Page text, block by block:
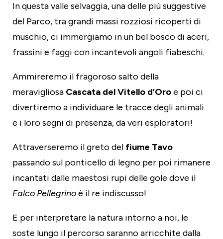
In questa valle selvaggia, una delle più suggestive
del Parco, tra grandi massi rozziosi ricoperti di
muschio, ci immergiamo in un bel bosco di aceri,
frassini e faggi con incantevoli angoli fiabeschi.
Ammireremo il fragoroso salto della
meravigliosa Cascata del Vitello d’Oroe poi ci
divertiremo a individuare le tracce degli animali
e i loro segni di presenza, da veri esploratori!
Attraverseremo il greto del fiume Tavo
passando sul ponticello di legno per poi rimanere
incantati dalle maestosi rupi delle gole dove il
Falco Pellegrinoè il re indiscusso!
E per interpretare la natura intorno a noi, le
soste lungo il percorso saranno arricchite dalla